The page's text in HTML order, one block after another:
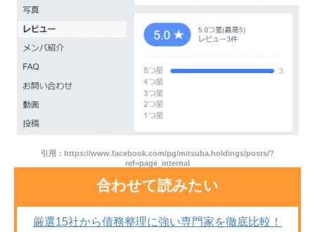
引用：https://www.facebook.com/pg/mitsuba.holdings/posts/?
ref=page_internal
合わせて読みたい
厳選15社から債務整理に強い専門家を徹底比較！